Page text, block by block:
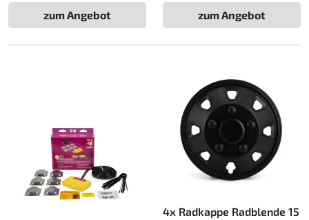
zum Angebot zum Angebot
4x Radkappe Radblende 15